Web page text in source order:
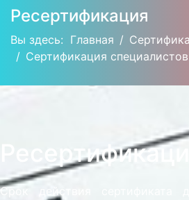
Ресертификация
Вы здесь: Главная
Сертификация специалистов
Ресертификация
Срок действия сертификата